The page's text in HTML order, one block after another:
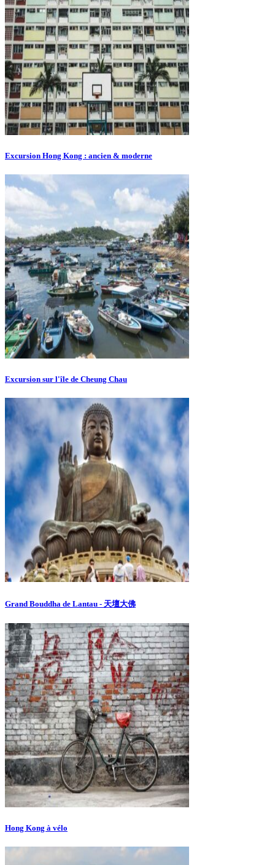
Excursion Hong Kong : ancien & moderne
Excursion sur l'île de Cheung Chau
Grand Bouddha de Lantau - 天壇大佛
Hong Kong à vélo